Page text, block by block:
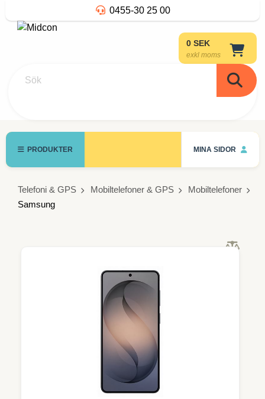
0455-30 25 00
0 SEK
exkl moms
Sök
PRODUKTER MINA SIDOR
Telefoni & GPS Mobiltelefoner & GPS
Mobiltelefoner
Samsung